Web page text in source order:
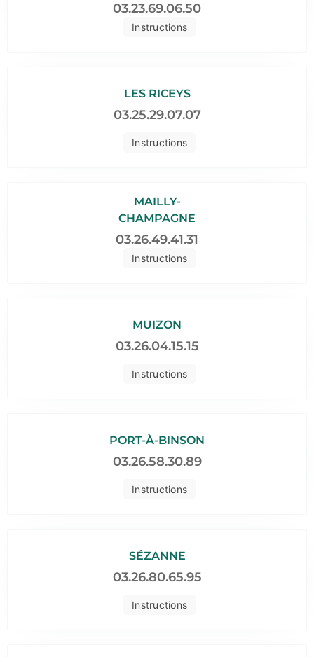
Instructions
03.23.69.06.50
Instructions
LES RICEYS
03.25.29.07.07
Instructions
MAILLY-
CHAMPAGNE
03.26.49.41.31
Instructions
MUIZON
03.26.04.15.15
Instructions
PORT-À-BINSON
03.26.58.30.89
Instructions
SÉZANNE
03.26.80.65.95